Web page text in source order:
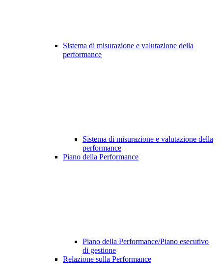
Sistema di misurazione e valutazione della
performance
Sistema di misurazione e valutazione della
performance
Piano della Performance
Piano della Performance/Piano esecutivo
di gestione
Relazione sulla Performance